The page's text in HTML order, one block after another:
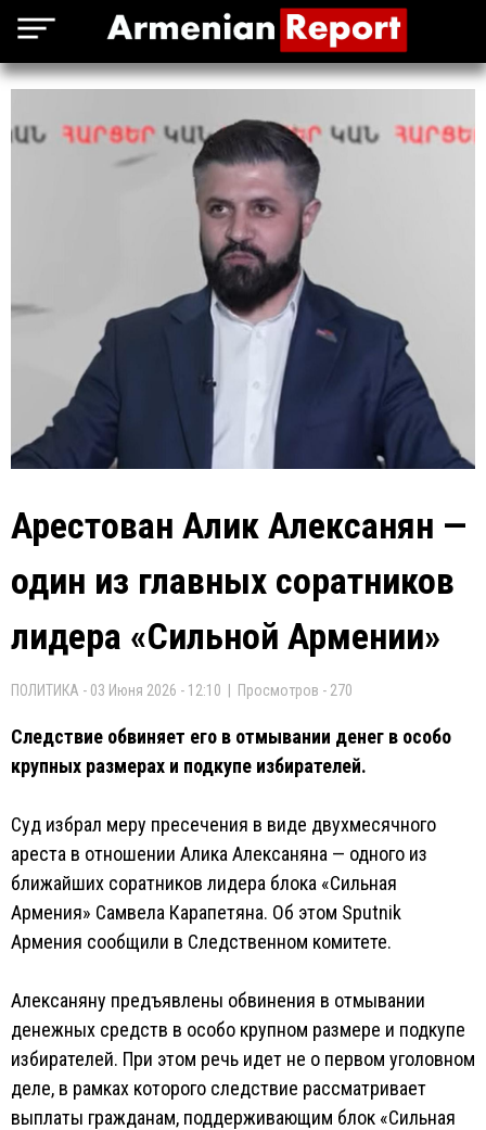
Арестован Алик Алексанян —
один из главных соратников
лидера «Сильной Армении»
ПОЛИТИКА - 03 Июня 2026 - 12:10 | Просмотров - 270
Следствие обвиняет его в отмывании денег в особо
крупных размерах и подкупе избирателей.
Суд избрал меру пресечения в виде двухмесячного
ареста в отношении Алика Алексаняна — одного из
ближайших соратников лидера блока «Сильная
Армения» Самвела Карапетяна. Об этом Sputnik
Армения сообщили в Следственном комитете.
Алексаняну предъявлены обвинения в отмывании
денежных средств в особо крупном размере и подкупе
избирателей. При этом речь идет не о первом уголовном
деле, в рамках которого следствие рассматривает
выплаты гражданам, поддерживающим блок «Сильная